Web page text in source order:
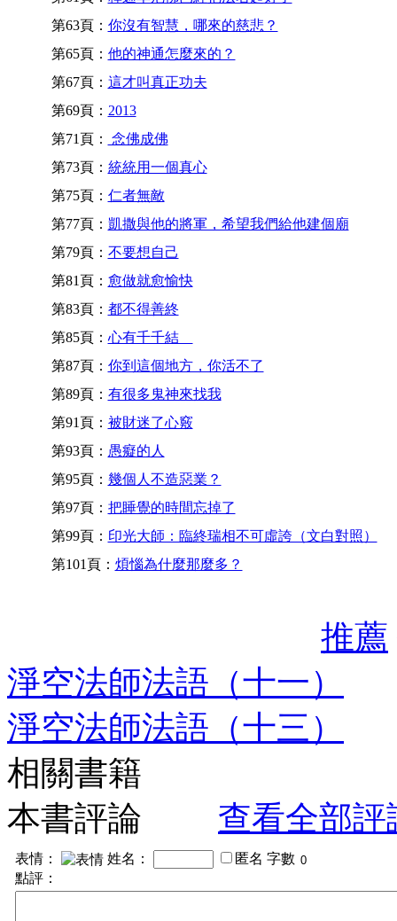
第63頁： 你沒有智慧，哪來的慈悲？
第65頁： 他的神通怎麼來的？
第67頁： 這才叫真正功夫
第69頁： 2013
第71頁：
念佛成佛
第73頁： 統統用一個真心
第75頁： 仁者無敵
第77頁： 凱撒與他的將軍，希望我們給他建個廟
第79頁： 不要想自己
第81頁： 愈做就愈愉快
第83頁： 都不得善終
第85頁： 心有千千結
第87頁： 你到這個地方，你活不了
第89頁： 有很多鬼神來找我
第91頁： 被財迷了心竅
第93頁： 愚癡的人
第95頁： 幾個人不造惡業？
第97頁： 把睡覺的時間忘掉了
第99頁： 印光大師：臨終瑞相不可虛誇（文白對照）
第101頁： 煩惱為什麼那麼多？
推薦
淨空法師法語（十一）
淨空法師法語（十三）
相關書籍
本書評論
查看全部評
表情： 姓名： 匿名 字數
點評：